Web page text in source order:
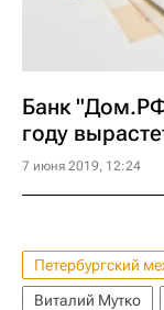
Банк
году
7 июня 2019, 12:24
Петербургский
Виталий Мутко